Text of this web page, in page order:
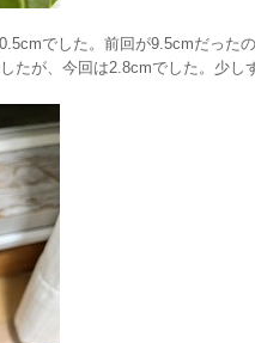
でした。前回が9.5cmだったの
たが、今回は2.8cmでした。少し